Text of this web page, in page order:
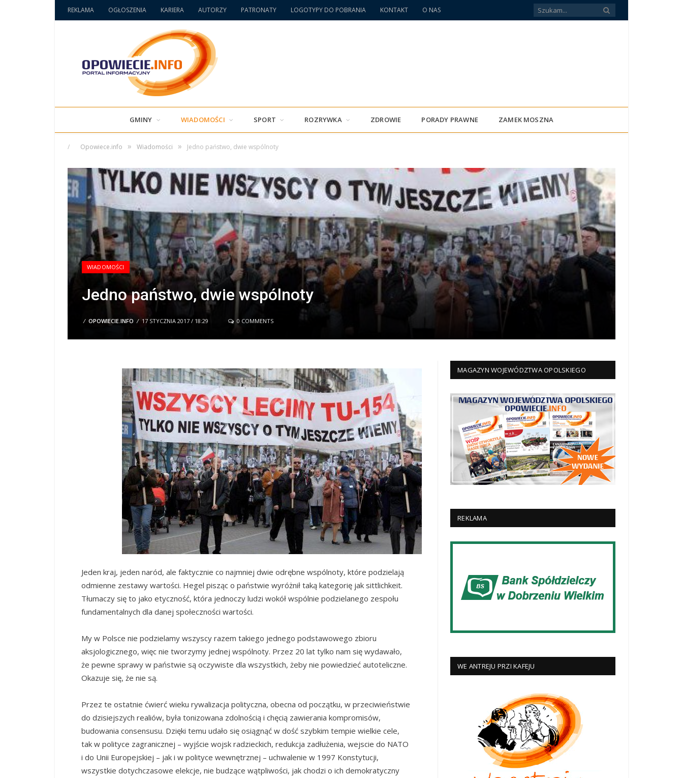
REKLAMA OGŁOSZENIA KARIERA AUTORZY PATRONATY LOGOTYPY DO POBRANIA KONTAKT O NAS
GMINY WIADOMOŚCI SPORT ROZRYWKA ZDROWIE PORADY PRAWNE ZAMEK MOSZNA
/ Opowiece.info » Wiadomości » Jedno państwo, dwie wspólnoty
WIADOMOŚCI
Jedno państwo, dwie wspólnoty
/ OPOWIECIE.INFO / 17 STYCZNIA 2017 / 18:29 0 COMMENTS
Jeden kraj, jeden naród, ale faktycznie co najmniej dwie odrębne wspólnoty, które podzielają
odmienne zestawy wartości. Hegel pisząc o państwie wyróżnił taką kategorię jak sittlichkeit.
Tłumaczy się to jako etyczność, która jednoczy ludzi wokół wspólnie podzielanego zespołu
fundamentalnych dla danej społeczności wartości.
My w Polsce nie podzielamy wszyscy razem takiego jednego podstawowego zbioru
aksjologicznego, więc nie tworzymy jednej wspólnoty. Przez 20 lat tylko nam się wydawało,
że pewne sprawy w państwie są oczywiste dla wszystkich, żeby nie powiedzieć autoteliczne.
Okazuje się, że nie są.
Przez te ostatnie ćwierć wieku rywalizacja polityczna, obecna od początku, w przeciwieństwie
do dzisiejszych realiów, była tonizowana zdolnością i chęcią zawierania kompromisów,
budowania consensusu. Dzięki temu udało się osiągnąć w dość szybkim tempie wielkie cele,
tak w polityce zagranicznej – wyjście wojsk radzieckich, redukcja zadłużenia, wejscie do NATO
i do Unii Europejskiej – jak i w polityce wewnętrznej – uchwalenie w 1997 Konstytucji,
wszystkie dotychczasowe elekcje, nie budzące wątpliwości, jak chodzi o ich demokratyczny
MAGAZYN WOJEWÓDZTWA OPOLSKIEGO
REKLAMA
WE ANTREJU PRZI KAFEJU